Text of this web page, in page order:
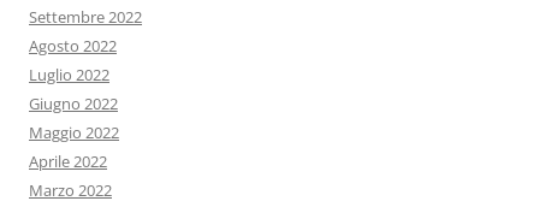
Settembre 2022
Agosto 2022
Luglio 2022
Giugno 2022
Maggio 2022
Aprile 2022
Marzo 2022